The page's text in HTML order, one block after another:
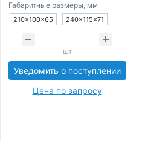
Габаритные размеры, мм
210×100×65 240×115×71
шт
Уведомить о поступлении
Цена по запросу